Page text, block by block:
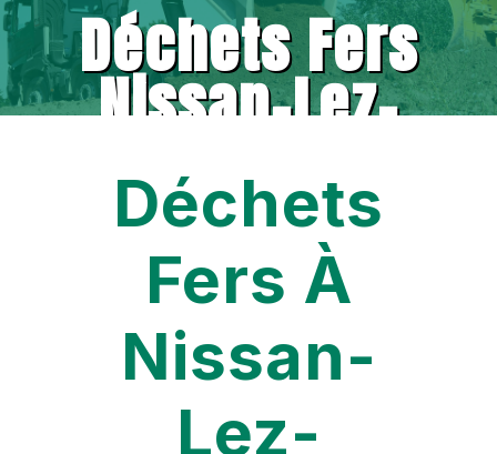
Déchets Fers
Nissan-Lez-
Enserune
Déchets
Fers À
Nissan-
Lez-